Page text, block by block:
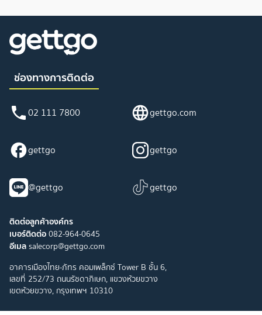
ช่องทางการติดต่อ
02 111 7800 gettgo.com
gettgo gettgo
@gettgo gettgo
ติดต่อลูกค้าองค์กร
เบอร์ติดต่อ082-964-0645
อีเมลsalecorp@gettgo.com
อาคารเมืองไทย-ภัทร คอมเพล็กซ์ Tower B ชั้น 6,
เลขที่ 252/73 ถนนรัชดาภิเษก, แขวงห้วยขวาง
เขตห้วยขวาง, กรุงเทพฯ 10310